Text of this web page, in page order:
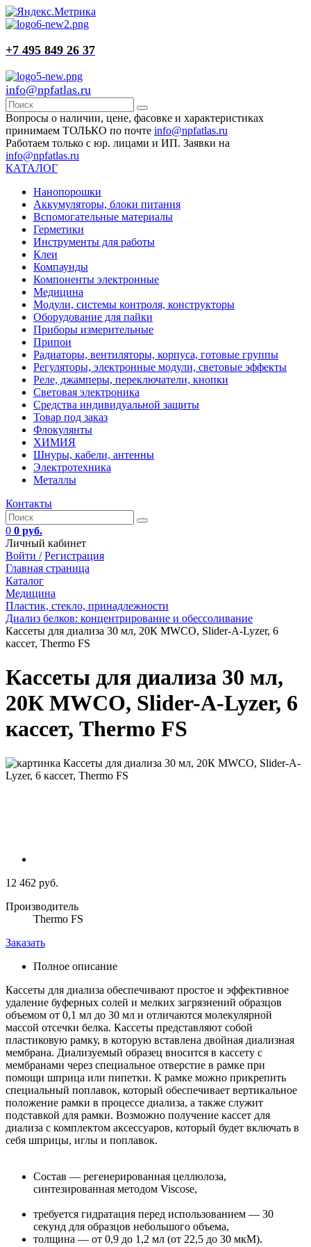
+7 495 849 26 37
info@npfatlas.ru
Вопросы о наличии, цене, фасовке и характеристиках
принимаем ТОЛЬКО по почте info@npfatlas.ru
Работаем только с юр. лицами и ИП. Заявки на
info@npfatlas.ru
КАТАЛОГ
Нанопорошки
Аккумуляторы, блоки питания
Вспомогательные материалы
Герметики
Инструменты для работы
Клеи
Компаунды
Компоненты электронные
Медицина
Модули, системы контроля, конструкторы
Оборудование для пайки
Приборы измерительные
Припои
Радиаторы, вентиляторы, корпуса, готовые группы
Регуляторы, электронные модули, световые эффекты
Реле, джамперы, переключатели, кнопки
Световая электроника
Средства индивидуальной защиты
Товар под заказ
Флокулянты
ХИМИЯ
Шнуры, кабели, антенны
Электротехника
Металлы
Контакты
0 0 руб.
Личный кабинет
Войти / Регистрация
Главная страница
Каталог
Медицина
Пластик, стекло, принадлежности
Диализ белков: концентрирование и обессоливание
Кассеты для диализа 30 мл, 20К MWCO, Slider-A-Lyzer, 6
кассет, Thermo FS
Кассеты для диализа 30 мл,
20К MWCO, Slider-A-Lyzer, 6
кассет, Thermo FS
12 462 руб.
Производитель
Thermo FS
Заказать
Полное описание
Кассеты для диализа обеспечивают простое и эффективное
удаление буферных солей и мелких загрязнений образцов
объемом от 0,1 мл до 30 мл и отличаются молекулярной
массой отсечки белка. Кассеты представляют собой
пластиковую рамку, в которую вставлена двойная диализная
мембрана. Диализуемый образец вносится в кассету c
мембранами через специальное отверстие в рамке при
помощи шприца или пипетки. К рамке можно прикрепить
специальный поплавок, который обеспечивает вертикальное
положение рамки в процессе диализа, а также служит
подставкой для рамки. Возможно получение кассет для
диализа с комплектом аксессуаров, который будет включать в
себя шприцы, иглы и поплавок.
Состав — регенерированная целлюлоза,
синтезированная методом Viscose,
требуется гидратация перед использованием — 30
секунд для образцов небольшого объема,
толщина — от 0,9 до 1,2 мл (от 22,5 до 30 мкМ).